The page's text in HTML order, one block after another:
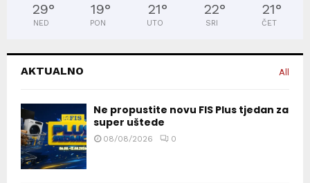
29°
NED
19°
PON
21°
UTO
22°
SRI
21°
ČET
AKTUALNO All
Ne propustite novu FIS Plus tjedan za
super uštede
08/08/2026 0